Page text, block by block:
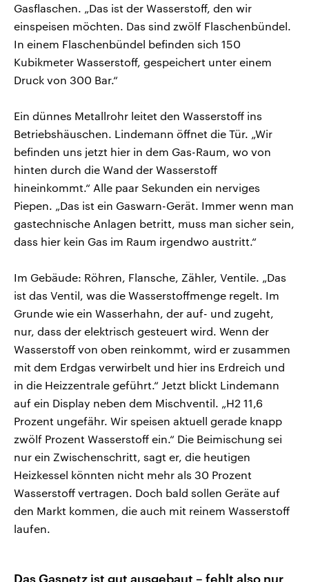
Gasflaschen. „Das ist der Wasserstoff, den wir
einspeisen möchten. Das sind zwölf Flaschenbündel.
In einem Flaschenbündel befinden sich 150
Kubikmeter Wasserstoff, gespeichert unter einem
Druck von 300 Bar.“
Ein dünnes Metallrohr leitet den Wasserstoff ins
Betriebshäuschen. Lindemann öffnet die Tür. „Wir
befinden uns jetzt hier in dem Gas-Raum, wo von
hinten durch die Wand der Wasserstoff
hineinkommt.“ Alle paar Sekunden ein nerviges
Piepen. „Das ist ein Gaswarn-Gerät. Immer wenn man
gastechnische Anlagen betritt, muss man sicher sein,
dass hier kein Gas im Raum irgendwo austritt.“
Im Gebäude: Röhren, Flansche, Zähler, Ventile. „Das
ist das Ventil, was die Wasserstoffmenge regelt. Im
Grunde wie ein Wasserhahn, der auf- und zugeht,
nur, dass der elektrisch gesteuert wird. Wenn der
Wasserstoff von oben reinkommt, wird er zusammen
mit dem Erdgas verwirbelt und hier ins Erdreich und
in die Heizzentrale geführt.“ Jetzt blickt Lindemann
auf ein Display neben dem Mischventil. „H2 11,6
Prozent ungefähr. Wir speisen aktuell gerade knapp
zwölf Prozent Wasserstoff ein.“ Die Beimischung sei
nur ein Zwischenschritt, sagt er, die heutigen
Heizkessel könnten nicht mehr als 30 Prozent
Wasserstoff vertragen. Doch bald sollen Geräte auf
den Markt kommen, die auch mit reinem Wasserstoff
laufen.
Das Gasnetz ist gut ausgebaut – fehlt also nur